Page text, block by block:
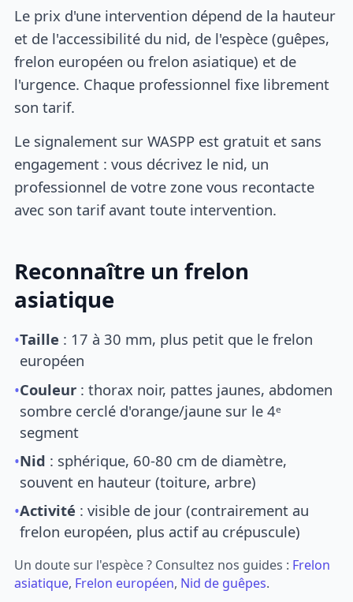
Le prix d'une intervention dépend de la hauteur
et de l'accessibilité du nid, de l'espèce (guêpes,
frelon européen ou frelon asiatique) et de
l'urgence. Chaque professionnel fixe librement
son tarif.
Le signalement sur WASPP est gratuit et sans
engagement : vous décrivez le nid, un
professionnel de votre zone vous recontacte
avec son tarif avant toute intervention.
Reconnaître un frelon
asiatique
•Taille : 17 à 30 mm, plus petit que le frelon
européen
•Couleur : thorax noir, pattes jaunes, abdomen
sombre cerclé d'orange/jaune sur le 4ᵉ
segment
•Nid : sphérique, 60-80 cm de diamètre,
souvent en hauteur (toiture, arbre)
•Activité : visible de jour (contrairement au
frelon européen, plus actif au crépuscule)
Un doute sur l'espèce ? Consultez nos guides : Frelon
asiatique, Frelon européen, Nid de guêpes.